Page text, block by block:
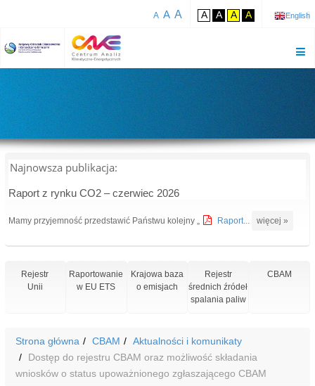
A A A A A A A English
Najnowsza publikacja:
Raport z rynku CO2 – czerwiec 2026
Mamy przyjemność przedstawić Państwu kolejny „ Raport... więcej »
Rejestr
Unii
Raportowanie
w EU ETS
Krajowa baza
o emisjach
Rejestr
średnich źródeł
spalania paliw
CBAM
Strona główna CBAM
Aktualności i komunikaty
Dostęp do rejestru CBAM oraz możliwość składania
wniosków o status upoważnionego zgłaszającego CBAM